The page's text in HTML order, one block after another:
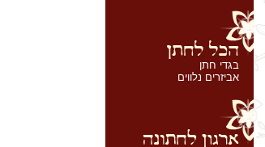
בגדי חתן
אביזרים נלווים